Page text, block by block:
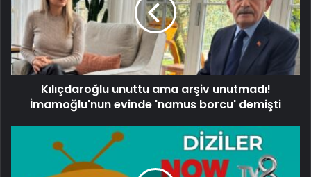
Kılıçdaroğlu unuttu ama arşiv unutmadı!
İmamoğlu'nun evinde 'namus borcu' demişti